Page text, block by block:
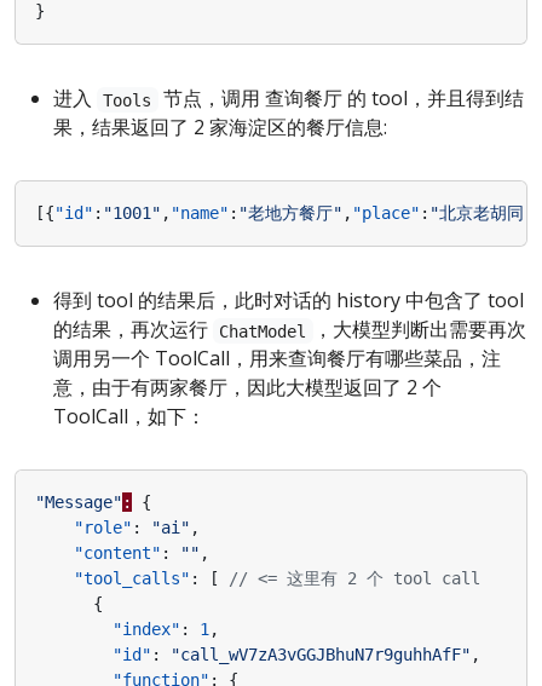
}
进入 Tools
节点，调用 查询餐厅 的 tool，并且得到结
果，结果返回了 2 家海淀区的餐厅信息:
[{"id" : "1001" , "name" : "老地方餐厅" , "place" : "北京老胡同
得到 tool 的结果后，此时对话的 history 中包含了 tool
的结果，再次运行
ChatModel
，大模型判断出需要再次
调用另一个 ToolCall，用来查询餐厅有哪些菜品，注
意，由于有两家餐厅，因此大模型返回了 2 个
ToolCall，如下：
"Message" :
{
"role" : "ai" ,
"content" : "" ,
"tool_calls" : [
{
"index" : 1,
"id" : "call_wV7zA3vGGJBhuN7r9guhhAfF" ,
"function" : {